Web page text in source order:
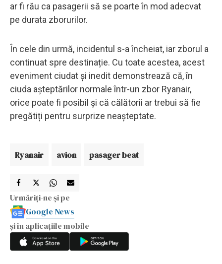
ar fi rău ca pasagerii să se poarte în mod adecvat
pe durata zborurilor.
În cele din urmă, incidentul s-a încheiat, iar zborul a
continuat spre destinație. Cu toate acestea, acest
eveniment ciudat și inedit demonstrează că, în
ciuda așteptărilor normale într-un zbor Ryanair,
orice poate fi posibil și că călătorii ar trebui să fie
pregătiți pentru surprize neașteptate.
Ryanair avion pasager beat
Urmăriți-ne și pe
Google News
și în aplicațiile mobile